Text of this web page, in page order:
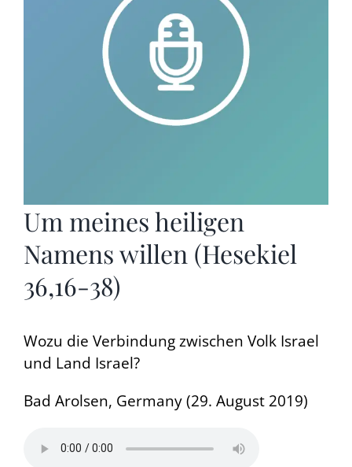
Um meines heiligen
Namens willen (Hesekiel
36,16-38)
Wozu die Verbindung zwischen Volk Israel
und Land Israel?
Bad Arolsen, Germany (29. August 2019)